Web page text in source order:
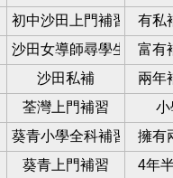
初中沙田上門補習 有私
沙田女導師尋學生 富有
沙田私補 兩年
荃灣上門補習 小
葵青小學全科補習 擁有
葵青上門補習 4年